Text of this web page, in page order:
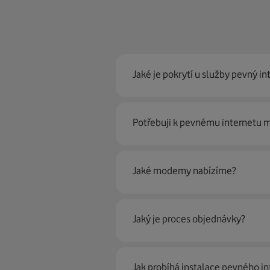
Jaké je pokrytí u služby pevný
Pevný internet můžeme
Potřebuji k pevnému internetu
Ano, potřebujete. Rádi vám ho
poradí naši proškolení prodejci
Jaké modemy nabízíme?
Jaký je proces objednávky?
Krok jedna je určitě ověření
Jak probíhá instalace pevného